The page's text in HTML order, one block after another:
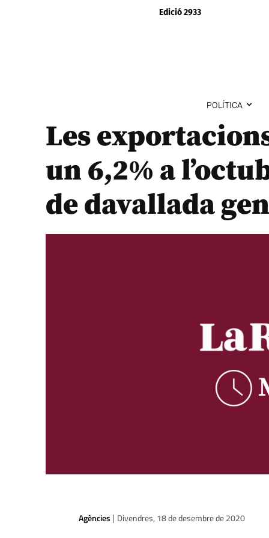
Edició 2933
POLÍTICA
Les
un 6,2% a
de davallada
Agències | Divendres, 18 de desembre de 2020